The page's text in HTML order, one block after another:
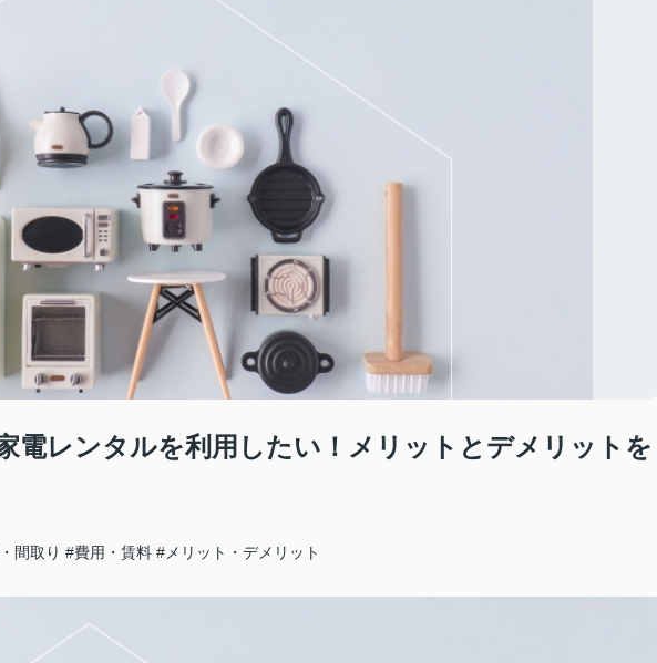
電レンタルを利用したい！メリットとデメリットを
間取り #費用・賃料 #メリット・デメリット